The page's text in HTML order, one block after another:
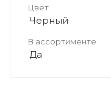
Цвет
Черный
В ассортименте
Да